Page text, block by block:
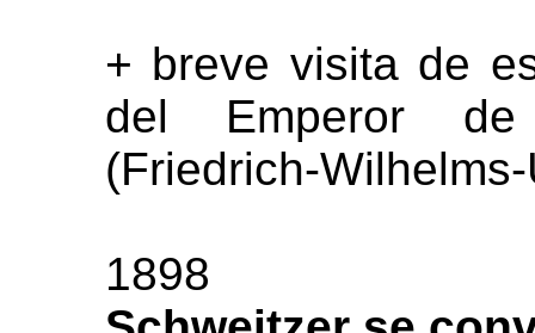
+ breve visita de
del Emperor
(Friedrich-
1898